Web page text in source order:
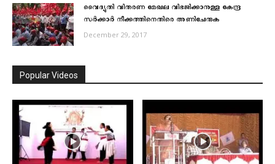
വൈദ്യുതി വിതരണ മേഖല വിഭജിക്കാനുള്ള കേന്ദ്ര
സര്‍ക്കാര്‍ നീക്കത്തിനെതിരെ അണിചേരുക
December 29, 2017
Popular Videos